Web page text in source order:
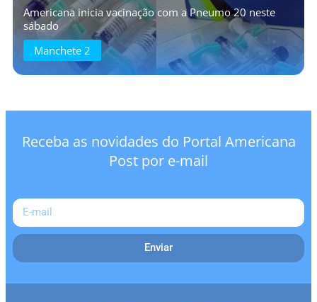
Americana inicia vacinação com a Pneumo 20 neste
sábado
Manchete 2
Receba as novidades do Portal Americana
Post por e-mail
Enviar